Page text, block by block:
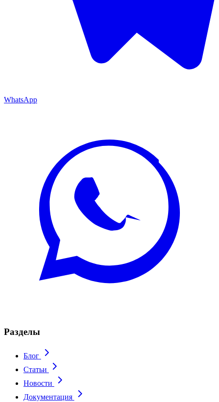
WhatsApp
Разделы
Блог
Статьи
Новости
Документация